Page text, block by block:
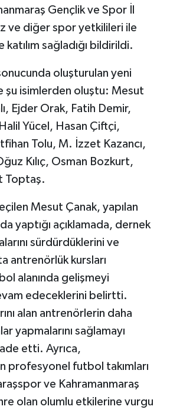
Gençlik ve Spor İl
ve diğer spor yetkilileri ile
sağladığı bildirildi.
oluşturulan yeni
şu isimlerden oluştu: Mesut
Ejder Orak, Fatih Demir,
Yücel, Hasan Çiftçi,
Tolu, M. İzzet Kazancı,
Kılıç, Osman Bozkurt,
Toptaş.
Mesut Çanak, yapılan
yaptığı açıklamada, dernek
sürdürdüklerini ve
antrenörlük kursları
alanında gelişmeyi
edeceklerini belirtti.
alan antrenörlerin daha
yapmalarını sağlamayı
etti. Ayrıca,
profesyonel futbol takımları
ve Kahramanmaraş
olan olumlu etkilerine vurgu